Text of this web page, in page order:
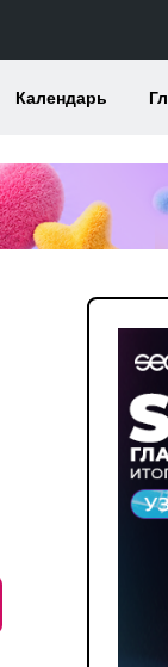
Календарь